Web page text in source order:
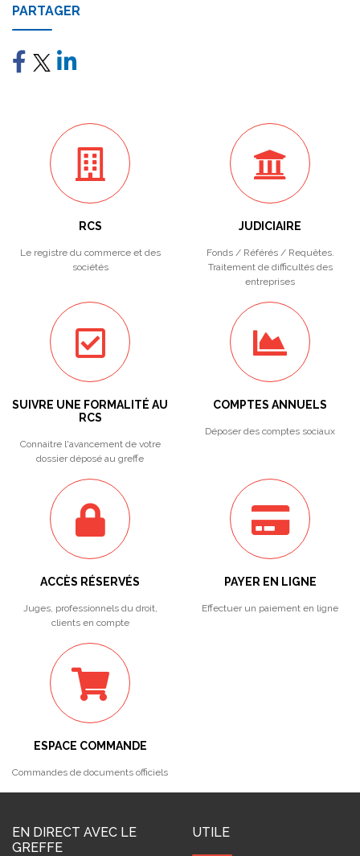
PARTAGER
RCS
Le registre du commerce et des
sociétés
JUDICIAIRE
Fonds / Référés / Requêtes.
Traitement de difficultés des
entreprises
SUIVRE UNE FORMALITÉ AU
RCS
Connaitre l'avancement de votre
dossier déposé au greffe
COMPTES ANNUELS
Déposer des comptes sociaux
ACCÈS RÉSERVÉS
Juges, professionnels du droit,
clients en compte
PAYER EN LIGNE
Effectuer un paiement en ligne
ESPACE COMMANDE
Commandes de documents officiels
EN DIRECT AVEC LE
GREFFE
UTILE